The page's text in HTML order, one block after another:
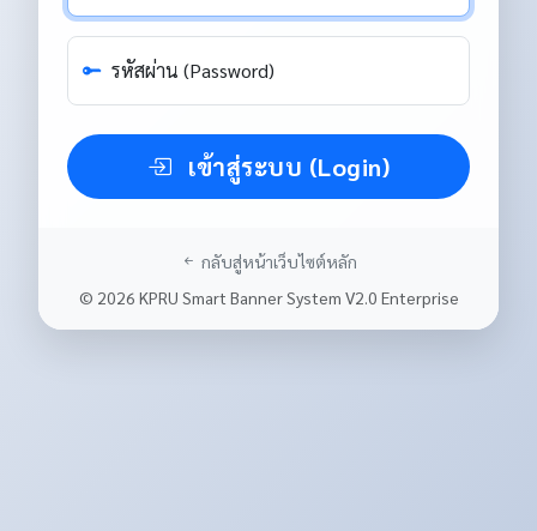
รหัสผ่าน (Password)
เข้าสู่ระบบ (Login)
กลับสู่หน้าเว็บไซต์หลัก
© 2026 KPRU Smart Banner System V2.0 Enterprise